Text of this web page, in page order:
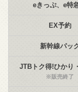
eきっぷ、e特
EX予約
新幹線パッ
JTBトク得!ひかり
※販売終了